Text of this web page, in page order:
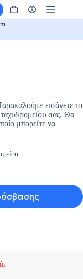
Καλάθι
εισάγετε το
σας. Θα
μπορείτε να
*Απαιτείται